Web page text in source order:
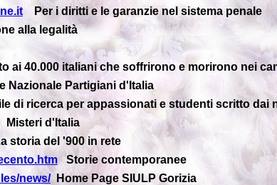
Per i diritti e le garanzie nel sistema penale
alla legalità
ai 40.000 italiani che soffrirono e morirono nei
Nazionale Partigiani d'Italia
di ricerca per appassionati e studenti scritto
d'Italia
storia del '900 in rete
Storie contemporanee
news/Home Page SIULP Gorizia